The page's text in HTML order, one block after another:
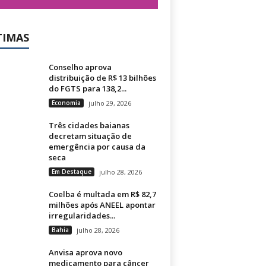
Conselho aprova
distribuição de R$ 13 bilhões
do FGTS para 138,2...
Economia julho 29, 2026
Três cidades baianas
decretam situação de
emergência por causa da
seca
Em Destaque julho 28, 2026
Coelba é multada em R$ 82,7
milhões após ANEEL apontar
irregularidades...
Bahia julho 28, 2026
Anvisa aprova novo
medicamento para câncer